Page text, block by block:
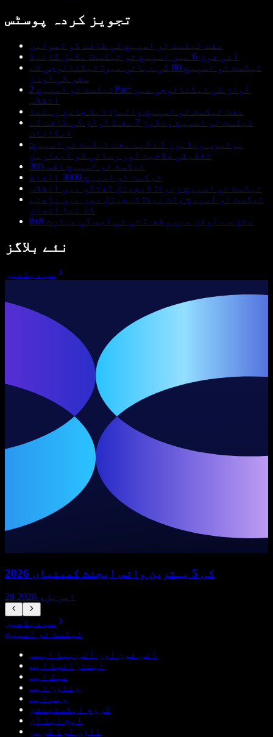
تجویز کردہ پوسٹس
مفت ٹیکسٹ ٹو اسپیچ کی طاقت کو کھولیں
آئی فون 6 میں اسپیچ ٹو ٹیکسٹ: مکمل گائیڈ
ٹیکسٹ ٹو اسپیچ 80 کی دہائی میں: ٹیکنالوجی کے
سفر کی آواز
ٹیکسٹ ٹو اسپیچ 2Pac: آواز کی ٹیکنالوجی میں
انقلاب
مفت ٹیکسٹ ٹو اسپیچ وائسز: ایک جامع رہنما
ٹیکسٹ ٹو اسپیچ ونڈوز 7 مفت: آواز کی طاقت کے
امکانات
یوٹیوب ویڈیوز کے لیے مفت ٹیکسٹ ٹو اسپیچ:
تخلیقی صلاحیت اور رسائی کو ابھاریں
ٹیکسٹ ٹو اسپیچ آفس 365
ٹیکسٹ ٹو اسپیچ 3000 الفاظ
ٹیکسٹ ٹو اسپیچ زیرا: ڈیجیٹل گفتگو میں انقلاب
ٹیکسٹ ٹو اسپیچ واٹ پیڈ: ڈیجیٹل دور میں پڑھنے
کا نیا انداز
8x8 متن سے آواز میں وقفہ: ٹی ٹی ایس کی مہارت
نئے بلاگز
سب دیکھیں
2026 کی 5 بہترین وائس ایجنٹ کمپنیاں
28 اپریل، 2026
سب دیکھیں
ٹیکسٹ ٹو اسپیچ
آئی فون اور آئی پیڈ ایپس
اینڈرائیڈ ایپ
میک ایپ
ونڈوز ایپ
ویب ایپ
کروم ایکسٹینشن
ایج ایڈ آن
ڈاؤن لوڈ کریں